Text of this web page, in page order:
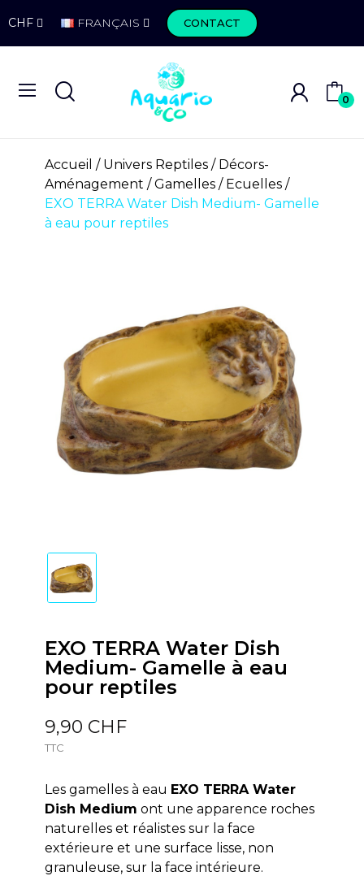
CHF FRANÇAIS CONTACT
0
Accueil Univers Reptiles
Décors-
Aménagement
Gamelles / Ecuelles
EXO TERRA Water Dish Medium- Gamelle
à eau pour reptiles
EXO TERRA Water Dish
Medium- Gamelle à eau
pour reptiles
9,90 CHF
TTC
Les gamelles à eau EXO TERRA Water
Dish Medium ont une apparence roches
naturelles et réalistes sur la face
extérieure et une surface lisse, non
granuleuse, sur la face intérieure.